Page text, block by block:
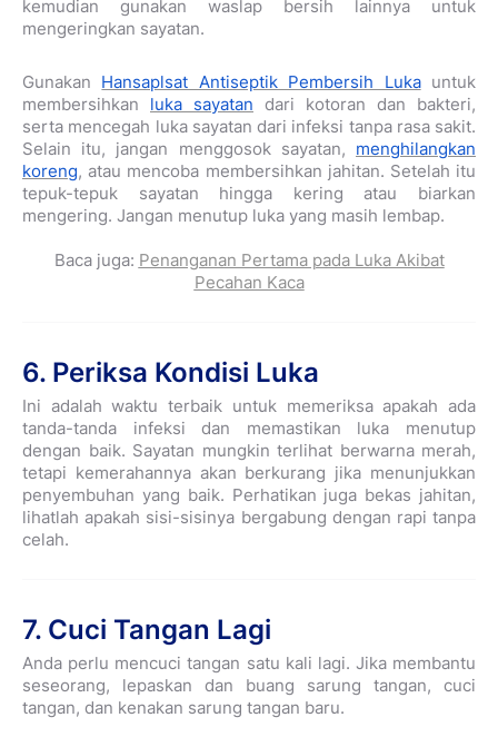
kemudian gunakan waslap bersih lainnya untuk
mengeringkan sayatan.
Gunakan Hansaplsat Antiseptik Pembersih Lukauntuk
membersihkan luka sayatan dari kotoran dan bakteri,
serta mencegah luka sayatan dari infeksi tanpa rasa sakit.
Selain itu, jangan menggosok sayatan, menghilangkan
koreng, atau mencoba membersihkan jahitan. Setelah itu
tepuk-tepuk sayatan hingga kering atau biarkan
mengering. Jangan menutup luka yang masih lembap.
Baca juga: Penanganan Pertama pada Luka Akibat
Pecahan Kaca
6. Periksa Kondisi Luka
Ini adalah waktu terbaik untuk memeriksa apakah ada
tanda-tanda infeksi dan memastikan luka menutup
dengan baik. Sayatan mungkin terlihat berwarna merah,
tetapi kemerahannya akan berkurang jika menunjukkan
penyembuhan yang baik. Perhatikan juga bekas jahitan,
lihatlah apakah sisi-sisinya bergabung dengan rapi tanpa
celah.
7. Cuci Tangan Lagi
Anda perlu mencuci tangan satu kali lagi. Jika membantu
seseorang, lepaskan dan buang sarung tangan, cuci
tangan, dan kenakan sarung tangan baru.